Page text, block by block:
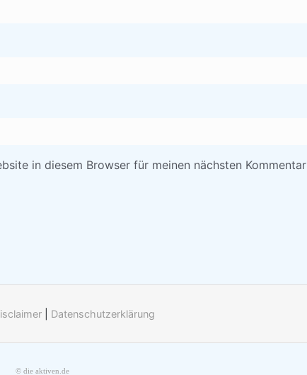
in diesem Browser für meinen nächsten Kommentar
Datenschutzerklärung
© die aktiven.de